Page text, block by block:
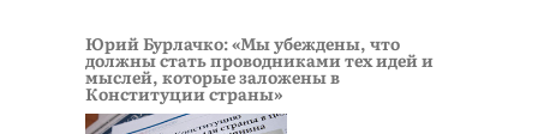
Юрий Бурлачко: «Мы убеждены, что
должны стать проводниками тех идей и
мыслей, которые заложены в
Конституции страны»